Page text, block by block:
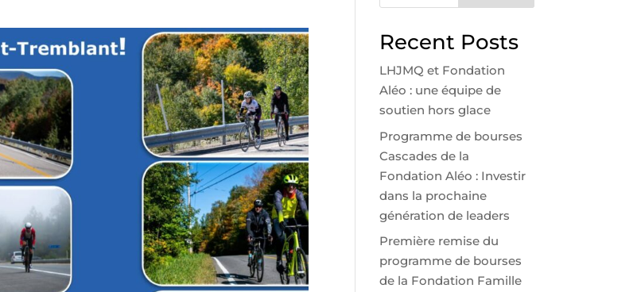
Recent Posts
LHJMQ et Fondation
Aléo : une équipe de
soutien hors glace
Programme de bourses
Cascades de la
Fondation Aléo : Investir
dans la prochaine
génération de leaders
Première remise du
programme de bourses
de la Fondation Famille